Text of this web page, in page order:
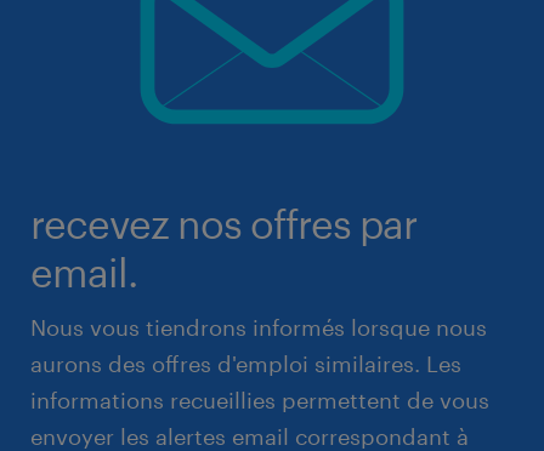
recevez nos offres par
email.
Nous vous tiendrons informés lorsque nous
aurons des offres d'emploi similaires. Les
informations recueillies permettent de vous
envoyer les alertes email correspondant à